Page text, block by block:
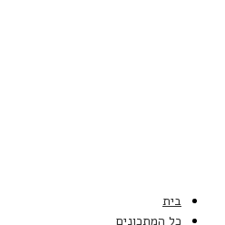
בית
כל המתכונים